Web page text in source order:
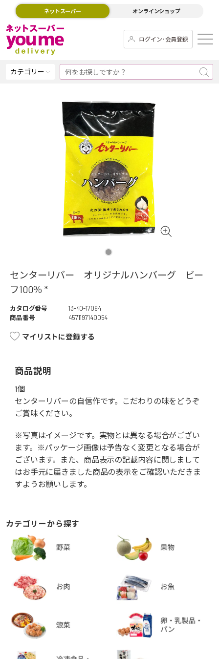
ネットスーパー オンラインショップ
ログイン･会員登録
カテゴリー
センターリバー オリジナルハンバーグ ビー
フ100％ *
カタログ番号
13-40-17094
商品番号
4571197140054
マイリストに登録する
商品説明
1個
センターリバーの自信作です。こだわりの味をどうぞ
ご賞味ください。
※写真はイメージです。実物とは異なる場合がござい
ます。※パッケージ画像は予告なく変更となる場合が
ございます。また、商品表示の記載内容に関しまして
はお手元に届きました商品の表示をご確認いただきま
すようお願いします。
カテゴリーから探す